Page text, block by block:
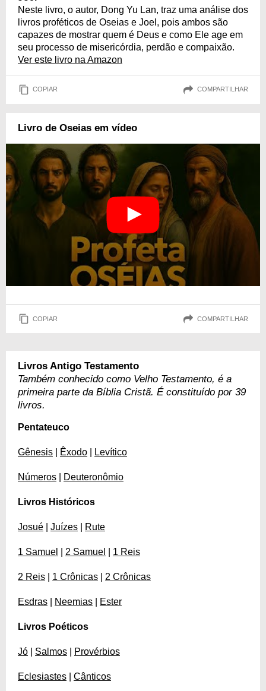
Neste livro, o autor, Dong Yu Lan, traz uma análise dos
livros proféticos de Oseias e Joel, pois ambos são
capazes de mostrar quem é Deus e como Ele age em
seu processo de misericórdia, perdão e compaixão.
Ver este livro na Amazon
COPIAR COMPARTILHAR
Livro de Oseias em vídeo
COPIAR COMPARTILHAR
Livros Antigo Testamento
Também conhecido como Velho Testamento, é a
primeira parte da Bíblia Cristã. É constituído por 39
livros.
Pentateuco
Gênesis Êxodo Levítico
Números Deuteronômio
Livros Históricos
Josué Juízes Rute
1 Samuel 2 Samuel 1 Reis
2 Reis 1 Crônicas 2 Crônicas
Esdras Neemias Ester
Livros Poéticos
Jó Salmos Provérbios
Eclesiastes Cânticos